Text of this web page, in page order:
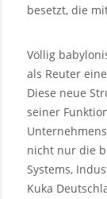
besetzt, die
Völlig
als Reuter
Diese neue
seiner
nicht nur die
Systems,
Kuka